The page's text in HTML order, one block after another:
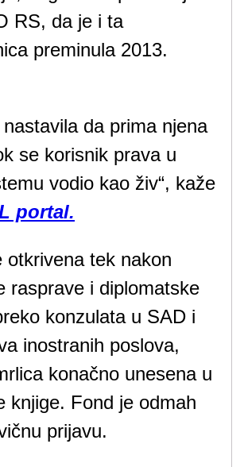
RS, da je i ta
preminula 2013.
nastavila da prima njena
se korisnik prava u
vodio kao živ“, kaže
portal.
otkrivena tek nakon
rasprave i diplomatske
konzulata u SAD i
inostranih poslova,
konačno unesena u
knjige. Fond je odmah
prijavu.